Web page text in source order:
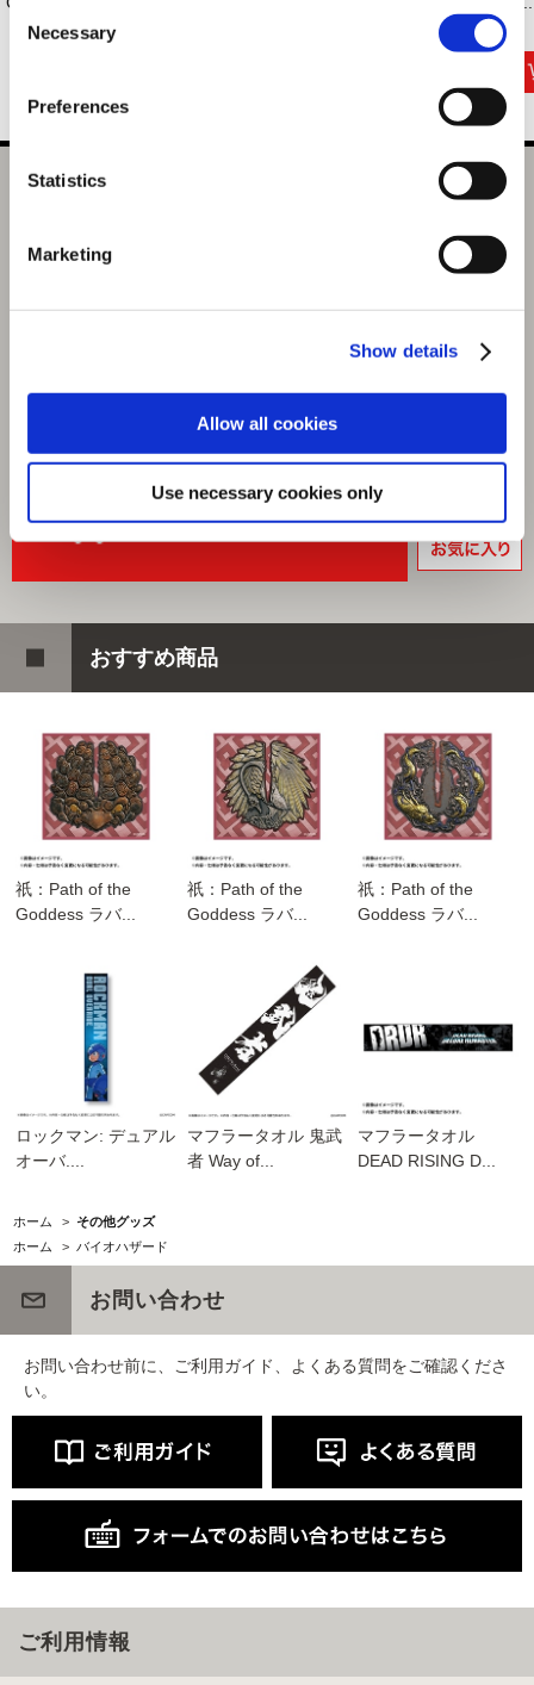
Consent
Selection
Necessary
Preferences
Statistics
Marketing
Show details
Allow all cookies
Use necessary cookies only
3,520円 1,760円 (税込)
バイオハザード30周年 マフラータオル
商品を選びなおす
2,200円
(税込)
おすすめ商品
祇：Path of the
Goddess ラバ...
祇：Path of the
Goddess ラバ...
祇：Path of the
Goddess ラバ...
ロックマン: デュアル
オーバ....
マフラータオル 鬼武
者 Way of...
マフラータオル
DEAD RISING D...
ホーム > その他グッズ
ホーム
> バイオハザード
お問い合わせ
お問い合わせ前に、ご利用ガイド、よくある質問をご確認くださ
い。
ご利用情報